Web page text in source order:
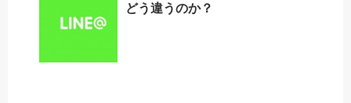
どう違うのか？